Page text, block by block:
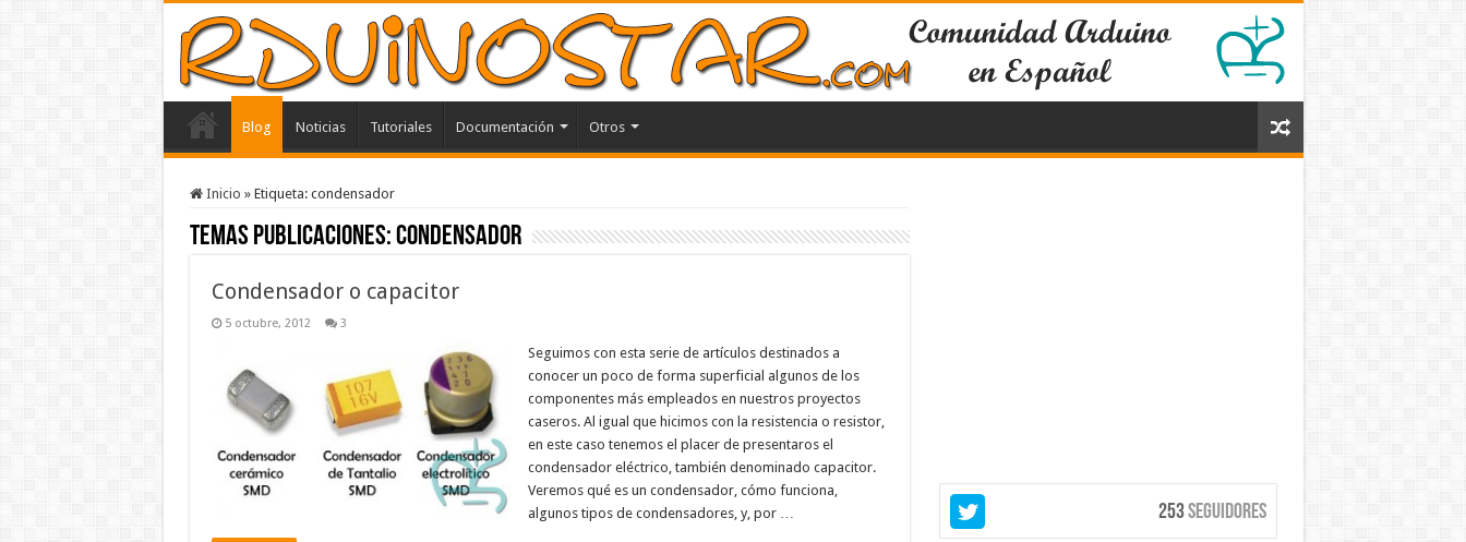
Blog Noticias Tutoriales Documentación Otros
Inicio » Etiqueta: condensador
Temas Publicaciones:condensador
Condensador o capacitor
5 octubre, 2012 3
Seguimos con esta serie de artículos destinados a
conocer un poco de forma superficial algunos de los
componentes más empleados en nuestros proyectos
caseros. Al igual que hicimos con la resistencia o resistor,
en este caso tenemos el placer de presentaros el
condensador eléctrico, también denominado capacitor.
Veremos qué es un condensador, cómo funciona,
algunos tipos de condensadores, y, por …
253Seguidores